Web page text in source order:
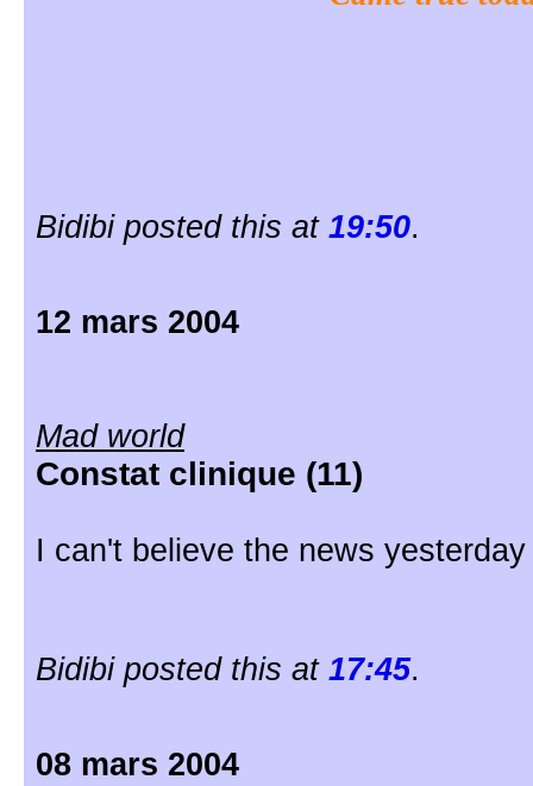
Bidibi posted this at 19:50.
12 mars 2004
Mad world
Constat clinique (11)
I can't believe the news yesterday
Bidibi posted this at 17:45.
08 mars 2004